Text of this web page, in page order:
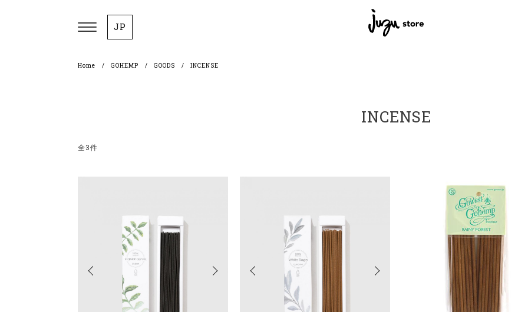
JP
Home GOHEMP GOODS INCENSE
INCENSE
全3件